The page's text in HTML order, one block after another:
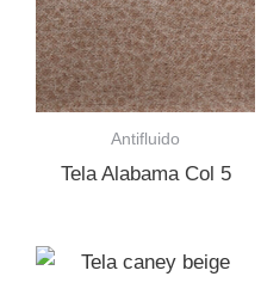
Antifluido
Tela Alabama Col 5